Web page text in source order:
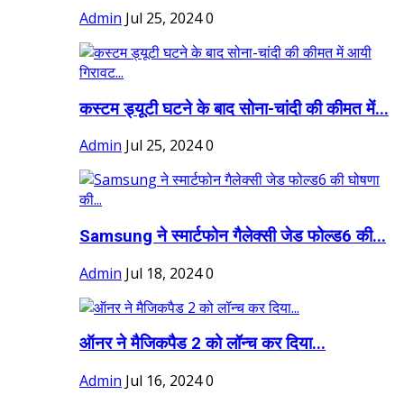
Admin Jul 25, 20240
कस्टम ड्यूटी घटने के बाद सोना-चांदी की कीमत में...
Admin Jul 25, 20240
Samsung ने स्मार्टफोन गैलेक्सी जेड फोल्ड6 की...
Admin Jul 18, 20240
ऑनर ने मैजिकपैड 2 को लॉन्च कर दिया...
Admin Jul 16, 20240